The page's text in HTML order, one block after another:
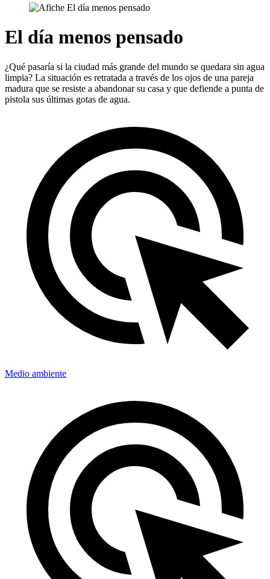
El día menos pensado
¿Qué pasaría si la ciudad más grande del mundo se quedara sin agua
limpia? La situación es retratada a través de los ojos de una pareja
madura que se resiste a abandonar su casa y que defiende a punta de
pistola sus últimas gotas de agua.
Medio ambiente